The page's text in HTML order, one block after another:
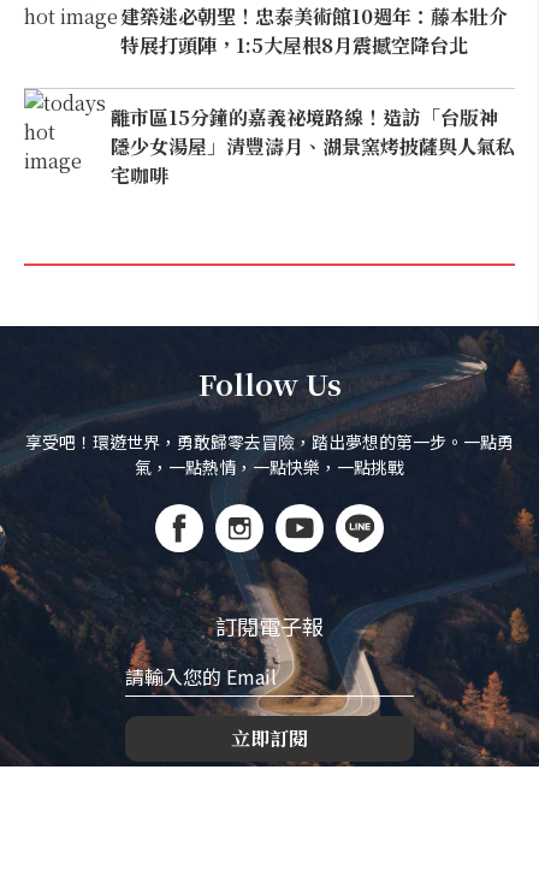
建築迷必朝聖！忠泰美術館10週年：藤本壯介
特展打頭陣，1:5大屋根8月震撼空降台北
離市區15分鐘的嘉義祕境路線！造訪「台版神
隱少女湯屋」清豐濤月、湖景窯烤披薩與人氣私
宅咖啡
Follow Us
享受吧！環遊世界，勇敢歸零去冒險，踏出夢想的第一步。一點勇
氣，一點熱情，一點快樂，一點挑戰
訂閱電子報
立即訂閱